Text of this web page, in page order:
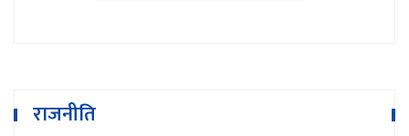
राजनीति